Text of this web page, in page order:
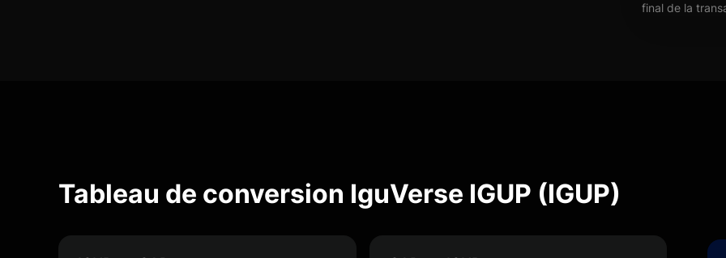
final de la
Tableau de conversion IguVerse IGUP (IGUP)